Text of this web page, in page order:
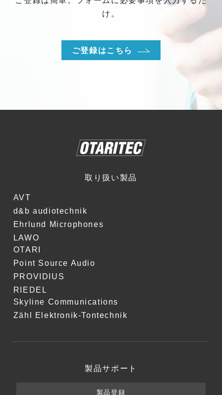
け。
ご登録はこちら
取り扱い製品
AVT
d&b audiotechnik
Ehrlund Microphones
LAWO
OTARI
Point Source Audio
PROVIDIUS
RIEDEL
Skyline Communications
Zähl Elektronik-Tontechnik
製品サポート
製品登録